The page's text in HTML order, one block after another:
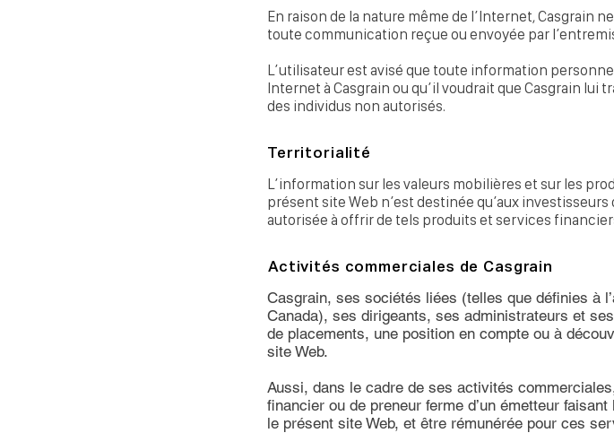
En raison de la nature même de l’Internet, Casgrain
toute communication reçue ou envoyée par
L’utilisateur est avisé que toute information
Internet à Casgrain ou qu’il voudrait que Casgrain
des individus non autorisés.
Territorialité
L’information sur les valeurs mobilières et sur les
présent site Web n’est destinée qu’aux
autorisée à offrir de tels produits et services
Activités commerciales de Casgrain
Casgrain, ses sociétés liées (telles que définies à
Canada), ses dirigeants, ses administrateurs et
de placements, une position en compte ou à
site Web.
Aussi, dans le cadre de ses activités
financier ou de preneur ferme d’un émetteur faisant
le présent site Web, et être rémunérée pour ces